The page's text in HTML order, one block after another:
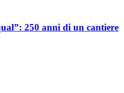
250 anni di un cantiere